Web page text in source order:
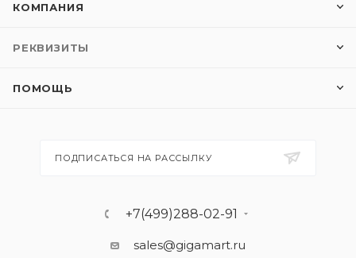
КОМПАНИЯ
РЕКВИЗИТЫ
ПОМОЩЬ
ПОДПИСАТЬСЯ НА РАССЫЛКУ
+7(499)288-02-91
sales@gigamart.ru